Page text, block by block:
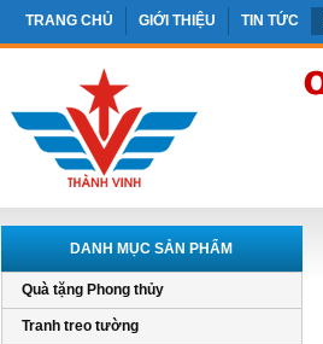
TRANG CHỦ GIỚI THIỆU TIN TỨC
DANH MỤC SẢN PHẨM
Quà tặng Phong thủy
Tranh treo tường